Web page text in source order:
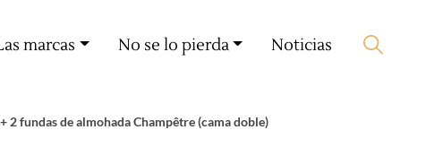
marcas No se lo pierda Noticias
2 fundas de almohada Champêtre (cama doble)